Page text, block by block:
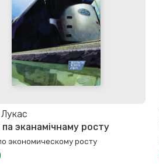
эканамічнаму росту
экономическому росту